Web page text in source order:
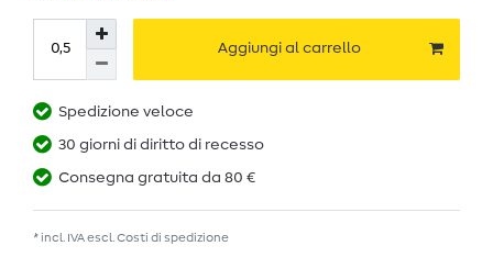
Aggiungi al carrello
Spedizione veloce
30 giorni di diritto di recesso
Consegna gratuita da 80 €
* incl. IVA escl. Costi di spedizione